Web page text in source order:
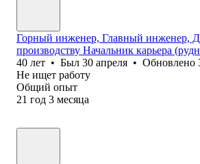
Горный инженер, Главный инженер,
производству Начальник карьера
40 лет • Был 30 апреля • Обновлено
Не ищет работу
Общий опыт
21 год 3 месяца